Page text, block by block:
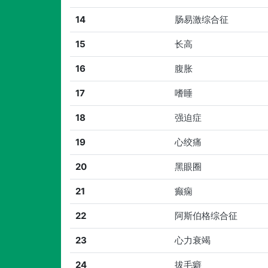
14 肠易激综合征
15 长高
16 腹胀
17 嗜睡
18 强迫症
19 心绞痛
20 黑眼圈
21 癫痫
22 阿斯伯格综合征
23 心力衰竭
24 拔毛癖